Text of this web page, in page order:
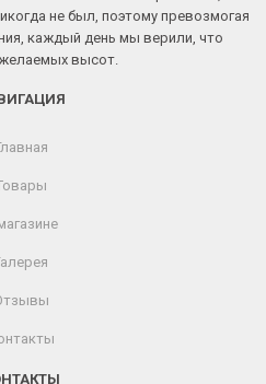
не был, поэтому превозмогая
каждый день мы верили, что
высот.